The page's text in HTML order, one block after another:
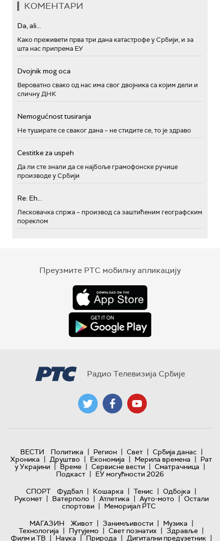
КОМЕНТАРИ
Da, ali...
Како преживети прва три дана катастрофе у Србији, и за
шта нас припрема ЕУ
Dvojnik mog oca
Вероватно свако од нас има свог двојника са којим дели и
сличну ДНК
Nemogućnost tusiranja
Не туширате се сваког дана – не стидите се, то је здраво
Cestitke za uspeh
Да ли сте знали да се најбоље грамофонске ручице
производе у Србији
Re: Eh...
Лесковачка спржа – производ са заштићеним географским
пореклом
Преузмите РТС мобилну апликацију
Радио Телевизија Србије
ВЕСТИ Политика | Регион | Свет | Србија данас |
Хроника | Друштво | Економија | Мерила времена | Рат
у Украјини | Време | Сервисне вести | Сматрачница |
Подкаст | ЕУ могућности 2026
СПОРТ
Фудбал | Кошарка | Тенис | Одбојка |
Рукомет | Ватерполо | Атлетика | Ауто-мото | Остали
спортови | Меморијал РТС
МАГАЗИН
Живот | Занимљивости | Музика |
Технологијa | Путујемо | Свет познатих | Здравље |
Филм и ТВ | Наука | Природа | Дигитални предузетник |